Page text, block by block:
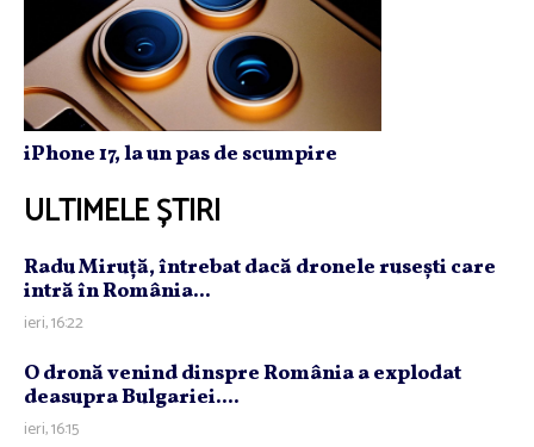
iPhone 17, la un pas de scumpire
ULTIMELE ȘTIRI
Radu Miruţă, întrebat dacă dronele ruseşti care
intră în România...
ieri, 16:22
O dronă venind dinspre România a explodat
deasupra Bulgariei....
ieri, 16:15